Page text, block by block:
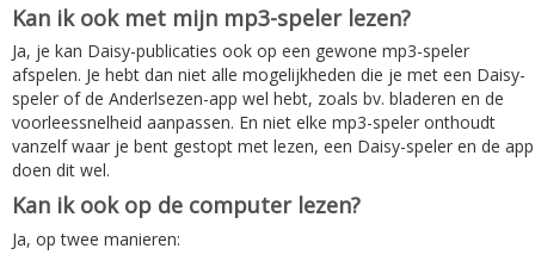
Kan ik ook met mijn mp3-speler lezen?
Ja, je kan Daisy-publicaties ook op een gewone mp3-speler
afspelen. Je hebt dan niet alle mogelijkheden die je met een Daisy-
speler of de Anderlsezen-app wel hebt, zoals bv. bladeren en de
voorleessnelheid aanpassen. En niet elke mp3-speler onthoudt
vanzelf waar je bent gestopt met lezen, een Daisy-speler en de app
doen dit wel.
Kan ik ook op de computer lezen?
Ja, op twee manieren: